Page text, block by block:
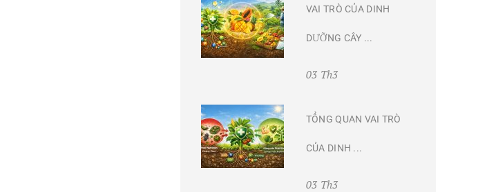
VAI TRÒ CỦA DINH
DƯỠNG CÂY ...
03 Th3
TỔNG QUAN VAI TRÒ
CỦA DINH ...
03 Th3